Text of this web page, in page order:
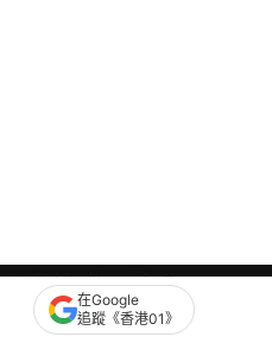
在Google
追蹤《香港01》